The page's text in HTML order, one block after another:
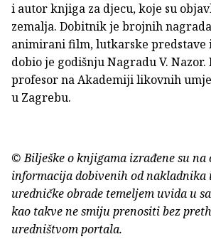
i autor knjiga za djecu, koje su
zemalja. Dobitnik je brojnih
animirani film, lutkarske predstave
dobio je godišnju Nagradu V.
profesor na Akademiji likovnih
u Zagrebu.
© Bilješke o knjigama izrađene su na
informacija dobivenih od nakladnika
uredničke obrade temeljem uvida u
kao takve ne smiju prenositi bez
uredništvom portala.